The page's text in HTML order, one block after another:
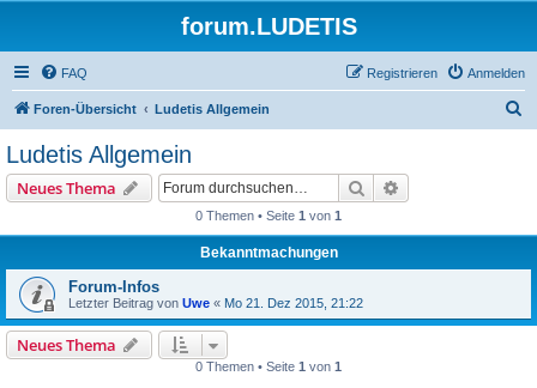
forum.LUDETIS
FAQ Anmelden
Registrieren
Foren-Übersicht Ludetis Allgemein
Ludetis Allgemein
Neues Thema Suche
0 Themen • Seite 1 von 1
Bekanntmachungen
Forum-Infos
Letzter Beitrag von Uwe « Mo 21. Dez 2015, 21:22
Neues Thema
0 Themen • Seite 1 von 1